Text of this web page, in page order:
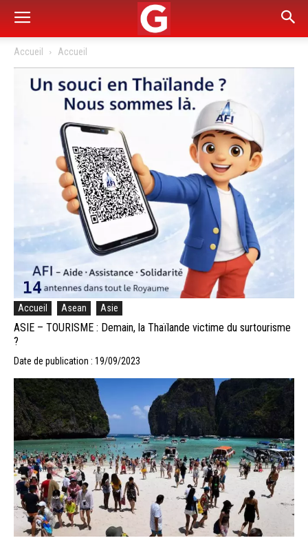
Accueil Accueil
Accueil Asean Asie
ASIE – TOURISME : Demain, la Thaïlande victime du surtourisme
?
Date de publication : 19/09/2023